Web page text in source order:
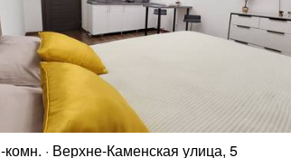
комн.
Верхне-Каменская улица, 5